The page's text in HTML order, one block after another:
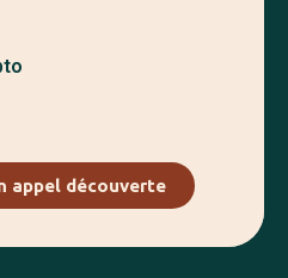
appel découverte